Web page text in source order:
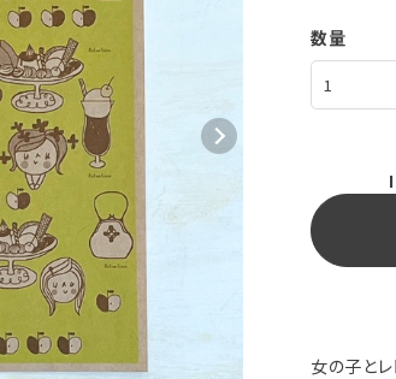
数量
女の子と